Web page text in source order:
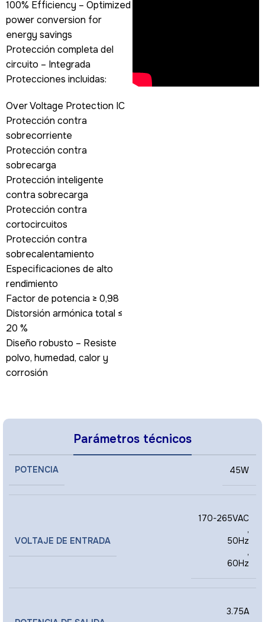
100% Efficiency – Optimized
power conversion for
energy savings
Protección completa del
circuito – Integrada
Protecciones incluidas:
Over Voltage Protection IC
Protección contra
sobrecorriente
Protección contra
sobrecarga
Protección inteligente
contra sobrecarga
Protección contra
cortocircuitos
Protección contra
sobrecalentamiento
Especificaciones de alto
rendimiento
Factor de potencia ≥ 0,98
Distorsión armónica total ≤
20 %
Diseño robusto – Resiste
polvo, humedad, calor y
corrosión
Parámetros técnicos
POTENCIA 45W
VOLTAJE DE ENTRADA
170-265VAC
,
50Hz
,
60Hz
3.75A